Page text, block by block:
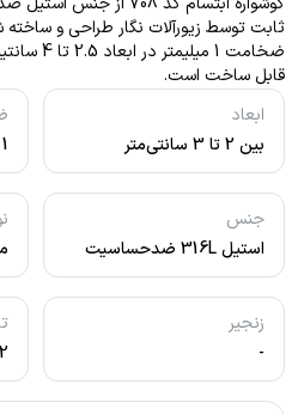
ابعاد
بین 2 تا 3 سانتی‌متر
1 میلی‌متر
جنس
استیل 316L ضدحساسیت
زنجیر
-
2 عدد پلاک (جفت گوشواره)
ثابت توسط زیورآلات نگار طراحی و
ضخامت 1
قابل ساخت است.